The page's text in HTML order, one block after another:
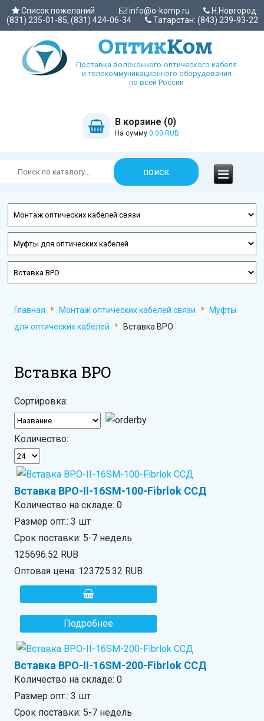
Список пожеланий info@o-komp.ru
Н.Новгород:
(831) 235-01-85, (831) 424-06-34
Татарстан: (843) 239-93-22
Поставка волоконного-оптического кабеля
и телекоммуникационного оборудования
по всей России
В корзине (0)
На сумму 0.00 RUB
Главная Монтаж оптических кабелей связи
Муфты
для оптических кабелей
Вставка ВРО
Вставка ВРО
Сортировка:
Количество:
Вставка ВРО-II-16SM-100-Fibrlok ССД
Количество на складе:0
Размер опт.: 3 шт
Срок поставки: 5-7 недель
125696.52 RUB
Оптовая цена: 123725.32 RUB
Подробнее
Вставка ВРО-II-16SM-200-Fibrlok ССД
Количество на складе:0
Размер опт.: 3 шт
Срок поставки: 5-7 недель